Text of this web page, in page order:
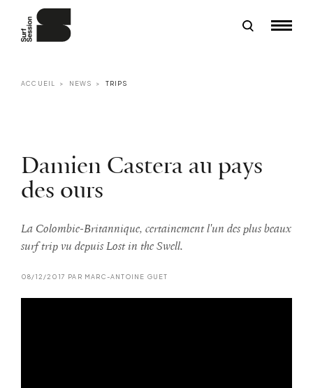
ACCUEIL NEWS TRIPS
Damien Castera au pays
des ours
La Colombie-Britannique, certainement l'un des plus beaux
surf trip vu depuis Lost in the Swell.
08/12/2017 PAR MARC-ANTOINE GUET